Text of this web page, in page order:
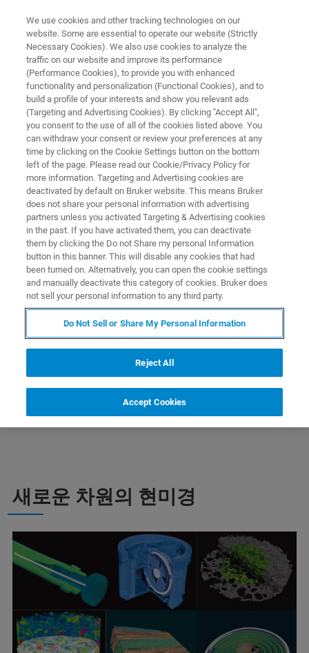
XRM
재료 과학을 위한 3D XRM
Bruker의 3D X 선 현미경(XRM) 포트폴리오는
다양한 산업 및 과학 응용 분야의 비파괴 3D 이
미징을 위한 턴키 솔루션을 제공합니다. 여기에
는 주조, 가공 및 적층 제조의 결함 감지, 복잡한
전기 기계 어셈블리 검사, 제약 포장, 고급 의료
도구, 지질학적 샘플의 다공성 및 입자 크기 분
석 및 in-situ 현미경 검사가 포함됩니다.
한국지사 이메일 상담요청
한국지사 블로그(로컬 교육 일
새로운 차원의 현미경
We use cookies and other tracking technologies on our
website. Some are essential to operate our website (Strictly
Necessary Cookies). We also use cookies to analyze the
traffic on our website and improve its performance
(Performance Cookies), to provide you with enhanced
functionality and personalization (Functional Cookies), and to
build a profile of your interests and show you relevant ads
(Targeting and Advertising Cookies). By clicking "Accept All",
you consent to the use of all of the cookies listed above. You
can withdraw your consent or review your preferences at any
time by clicking on the Cookie Settings button on the bottom
left of the page. Please read our Cookie/Privacy Policy for
more information. Targeting and Advertising cookies are
deactivated by default on Bruker website. This means Bruker
does not share your personal information with advertising
partners unless you activated Targeting & Advertising cookies
in the past. If you have activated them, you can deactivate
them by clicking the Do not Share my personal Information
button in this banner. This will disable any cookies that had
been turned on. Alternatively, you can open the cookie settings
and manually deactivate this category of cookies. Bruker does
not sell your personal information to any third party.
Do Not Sell or Share My Personal Information
Reject All
Accept Cookies